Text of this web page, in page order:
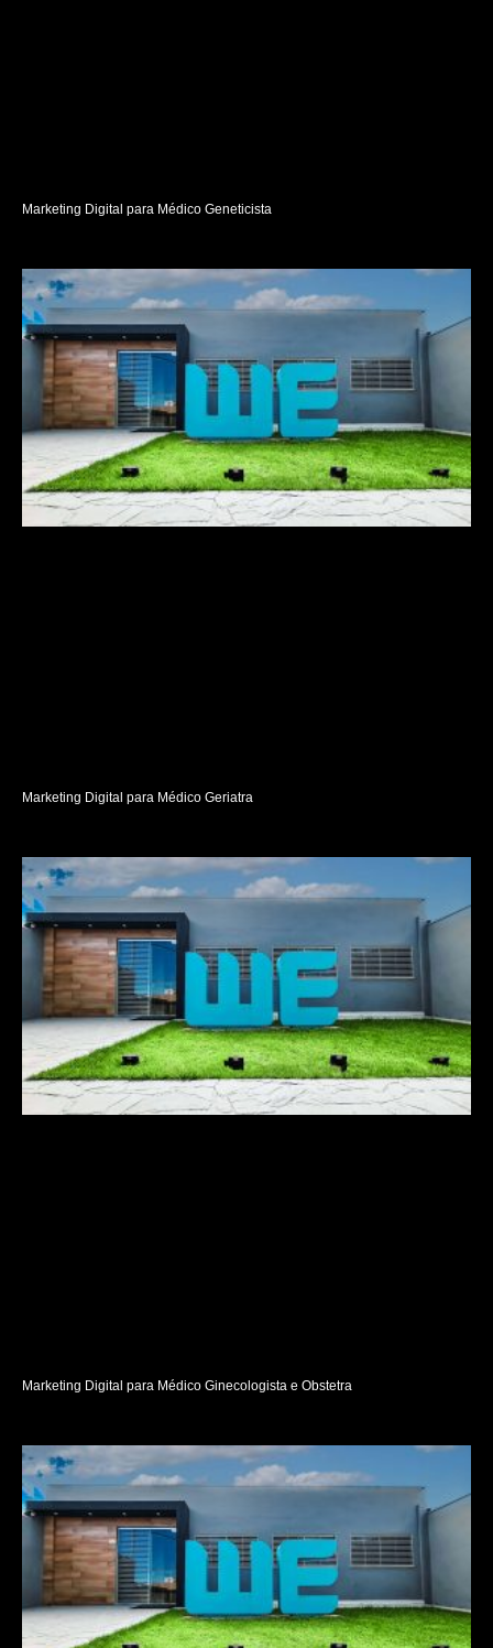
Marketing Digital para Médico Geneticista
Marketing Digital para Médico Geriatra
Marketing Digital para Médico Ginecologista e Obstetra